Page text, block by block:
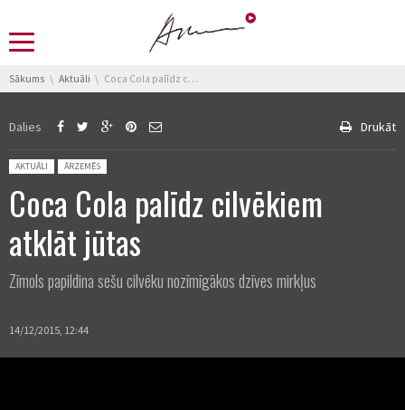
You are here:
Sākums Aktuāli Coca Cola palīdz cilvēkiem atklāt jūtas
Dalies Drukāt
Posted in:
AKTUĀLI ĀRZEMĒS
Coca Cola palīdz cilvēkiem
atklāt jūtas
Zīmols papildina sešu cilvēku nozīmīgākos dzīves mirkļus
14/12/2015, 12:44